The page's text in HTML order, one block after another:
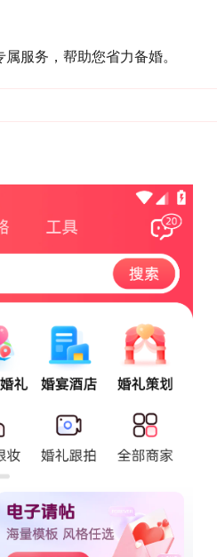
服务，帮助您省力备婚。